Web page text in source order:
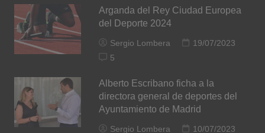
Arganda del Rey Ciudad Europea
del Deporte 2024
Sergio Lombera
19/07/2023
5
Alberto Escribano ficha a la
directora general de deportes del
Ayuntamiento de Madrid
Sergio Lombera 10/07/2023